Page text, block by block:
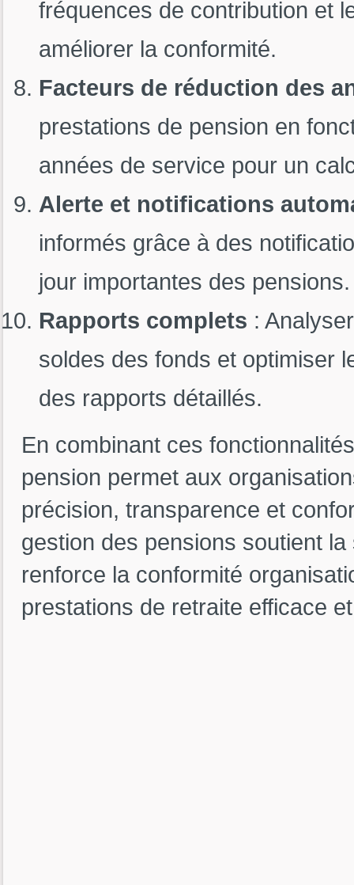
fréquences de contribution et
améliorer la conformité.
Facteurs de réduction des
prestations de pension en
années de service pour un
Alerte et notifications
informés grâce à des
jour importantes des pensions.
Rapports complets :
soldes des fonds et optimiser
des rapports détaillés.
En combinant ces
pension permet aux
précision, transparence et
gestion des pensions soutient
renforce la conformité
prestations de retraite efficace